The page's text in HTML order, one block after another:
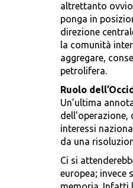
altrettanto
ponga in
direzione
la comunità
aggregare,
petrolifera.
Ruolo
Un’ultima
interessi
da una
Ci si
europea; invece